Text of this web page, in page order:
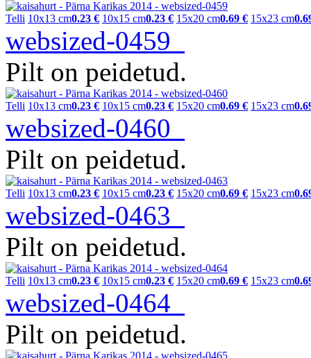
Telli 10x13 cm0.23 € 10x15 cm0.23 € 15x20 cm0.69 € 15x23 cm
websized-0459
Pilt on peidetud.
Telli 10x13 cm0.23 € 10x15 cm0.23 € 15x20 cm0.69 € 15x23 cm
websized-0460
Pilt on peidetud.
Telli 10x13 cm0.23 € 10x15 cm0.23 € 15x20 cm0.69 € 15x23 cm
websized-0463
Pilt on peidetud.
Telli 10x13 cm0.23 € 10x15 cm0.23 € 15x20 cm0.69 € 15x23 cm
websized-0464
Pilt on peidetud.